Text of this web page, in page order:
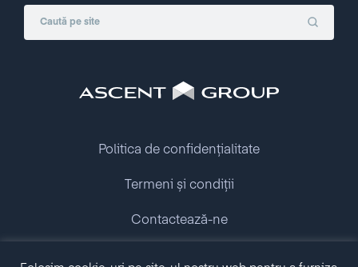
Politica de confidențialitate
Termeni și condiții
Contactează-ne